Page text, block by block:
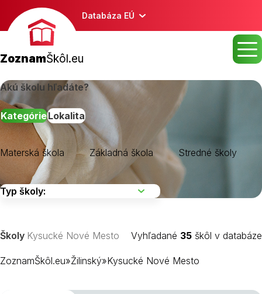
Databáza EÚ
ZoznamŠkôl.eu
Akú školu hľadáte?
KategórieLokalita
Materská škola Základná škola Stredné školy
Školy Kysucké Nové Mesto Vyhľadané 35 škôl v databáze
ZoznamŠkôl.eu»Žilinský»Kysucké Nové Mesto